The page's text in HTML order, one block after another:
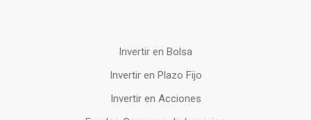
Invertir en Bolsa
Invertir en Plazo Fijo
Invertir en Acciones